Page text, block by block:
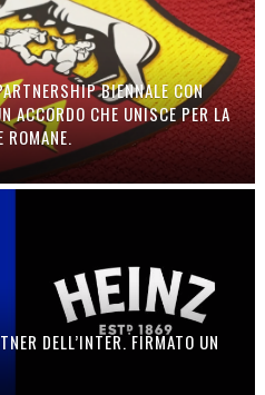
BIENNALE CON
ACCORDO CHE UNISCE PER LA
ROMANE.
DELL’INTER. FIRMATO UN